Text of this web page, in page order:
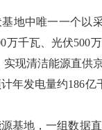
地中唯一一个以
万千瓦、光伏
现清洁能源直供京
年发电量约186
基地，一组数据